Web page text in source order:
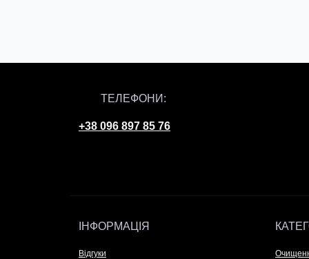
ТЕЛЕФОНИ:
+38 096 897 85 76
ІНФОРМАЦІЯ
Відгуки